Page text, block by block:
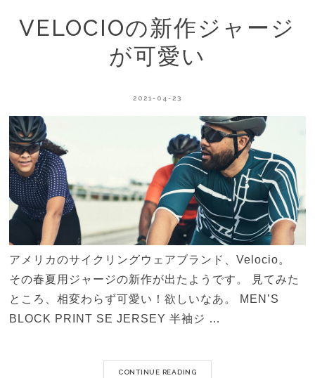
VELOCIOの新作ジャージ
が可愛い
2021-04-23
アメリカのサイクリングウェアブランド、Velocio。
その春夏用ジャージの新作が出たようです。 見てみた
ところ、相変わらず可愛い！欲しいなあ。 MEN’S
BLOCK PRINT SE JERSEY 半袖ジ …
CONTINUE READING